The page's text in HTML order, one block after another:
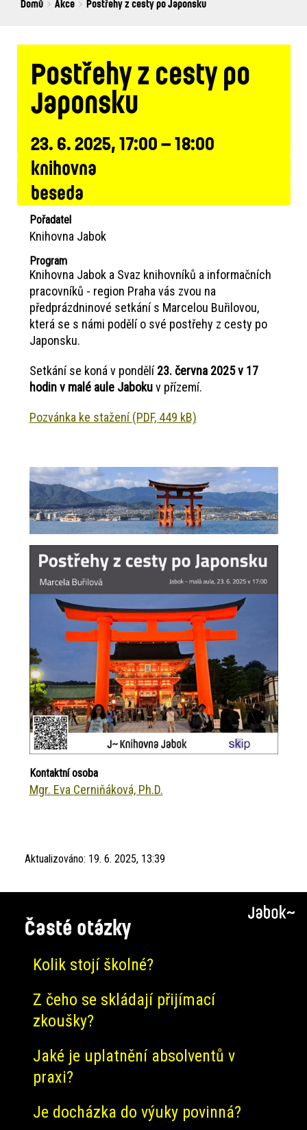
Breadcrumbs
You
Domů Akce Postřehy z cesty po Japonsku
Postřehy z cesty po
Japonsku
23. 6. 2025, 17:00 – 18:00
knihovna
beseda
Pořadatel
Knihovna Jabok
Program
Knihovna Jabok a Svaz knihovníků a informačních
pracovníků - region Praha vás zvou na
předprázdninové setkání s Marcelou Buřilovou,
která se s námi podělí o své postřehy z cesty po
Japonsku.
Setkání se koná v pondělí23. června 2025 v 17
hodin v malé aule Jabokuv přízemí.
Pozvánka ke stažení (PDF, 449 kB)
Kontaktní osoba
Mgr. Eva Cerniňáková, Ph.D.
Aktualizováno: 19. 6. 2025, 13:39
Časté otázky
Kolik stojí školné?
Z čeho se skládají přijímací
zkoušky?
Jaké je uplatnění absolventů v
praxi?
Je docházka do výuky povinná?